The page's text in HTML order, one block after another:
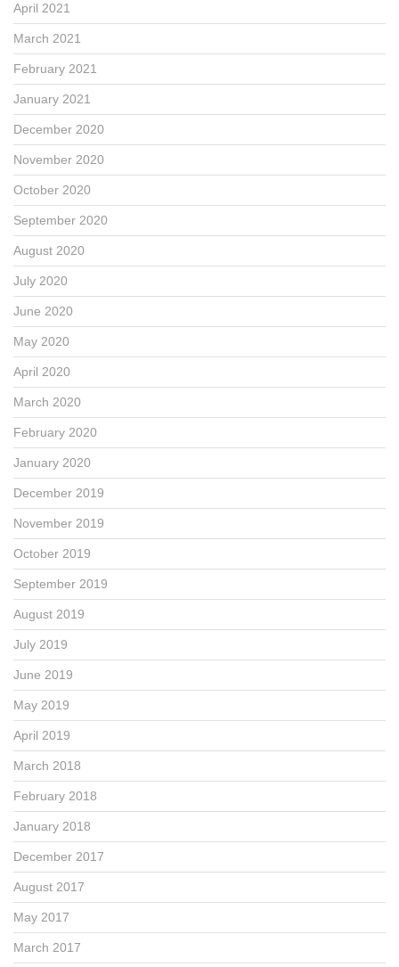
April 2021
March 2021
February 2021
January 2021
December 2020
November 2020
October 2020
September 2020
August 2020
July 2020
June 2020
May 2020
April 2020
March 2020
February 2020
January 2020
December 2019
November 2019
October 2019
September 2019
August 2019
July 2019
June 2019
May 2019
April 2019
March 2018
February 2018
January 2018
December 2017
August 2017
May 2017
March 2017